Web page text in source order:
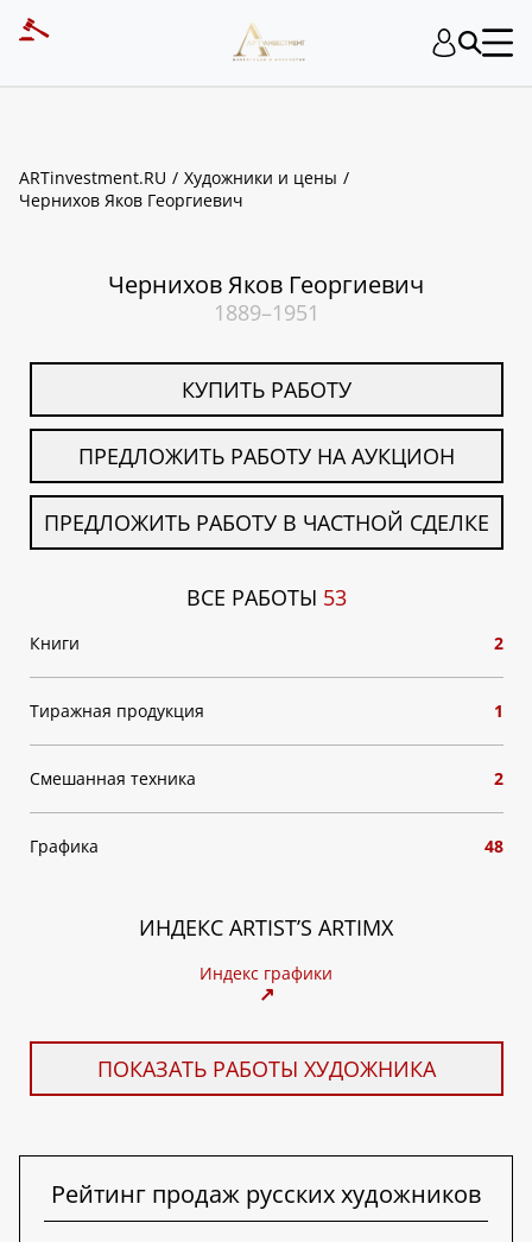
ARTinvestment.RU
Художники и цены
Чернихов Яков Георгиевич
Чернихов Яков Георгиевич
1889–1951
КУПИТЬ РАБОТУ
ПРЕДЛОЖИТЬ РАБОТУ НА АУКЦИОН
ПРЕДЛОЖИТЬ РАБОТУ В ЧАСТНОЙ СДЕЛКЕ
ВСЕ РАБОТЫ 53
Книги 2
Тиражная продукция 1
Смешанная техника 2
Графика 48
ИНДЕКС ARTIST’S ARTIMX
Индекс графики
↗
ПОКАЗАТЬ РАБОТЫ ХУДОЖНИКА
Рейтинг продаж русских художников